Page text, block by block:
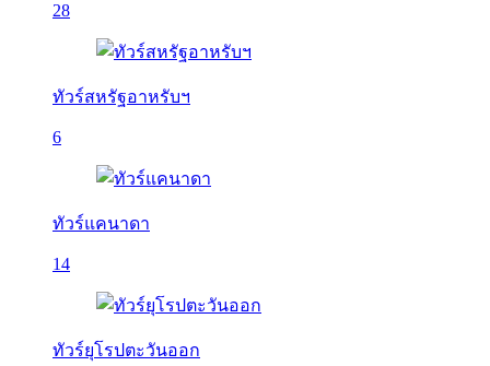
28
ทัวร์สหรัฐอาหรับฯ
6
ทัวร์แคนาดา
14
ทัวร์ยุโรปตะวันออก